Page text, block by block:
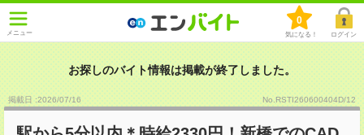
メニュー
0
気になる！ ログイン
お探しのバイト情報は掲載が終了しました。
掲載日 :2026/07/16 No.RSTI260600404D/12